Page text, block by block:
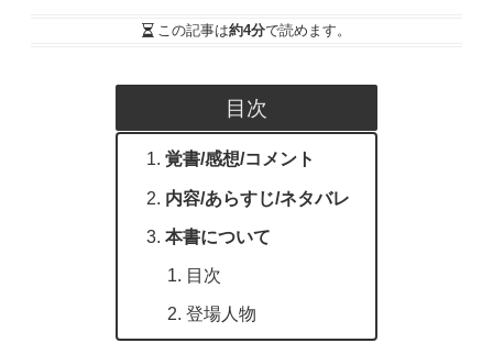
この記事は約4分で読めます。
目次
覚書/感想/コメント
内容/あらすじ/ネタバレ
本書について
目次
登場人物